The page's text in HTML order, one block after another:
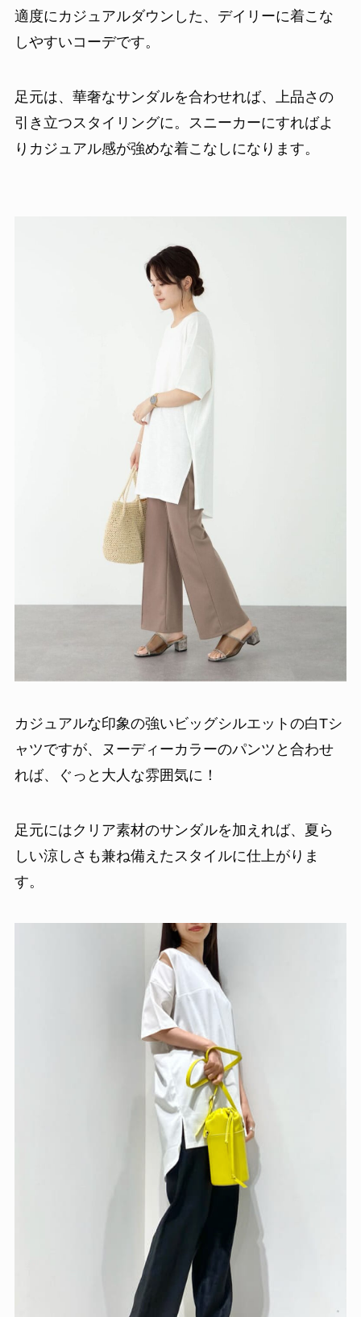
適度にカジュアルダウンした、デイリーに着こな
しやすいコーデです。
足元は、華奢なサンダルを合わせれば、上品さの
引き立つスタイリングに。スニーカーにすればよ
りカジュアル感が強めな着こなしになります。
カジュアルな印象の強いビッグシルエットの白Tシ
ャツですが、ヌーディーカラーのパンツと合わせ
れば、ぐっと大人な雰囲気に！
足元にはクリア素材のサンダルを加えれば、夏ら
しい涼しさも兼ね備えたスタイルに仕上がりま
す。